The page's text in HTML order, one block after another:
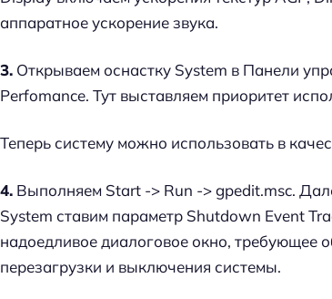
аппаратное ускорение звука.
3. Открываем оснастку System в Панели
Perfomance. Тут выставляем приоритет
Теперь систему можно использовать в
4. Выполняем Start -> Run -> gpedit.msc.
System ставим параметр Shutdown Event
надоедливое диалоговое окно, требующее
перезагрузки и выключения системы.